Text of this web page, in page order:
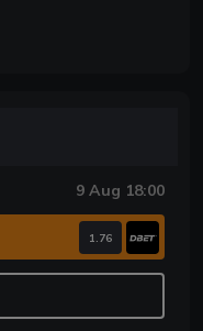
9 Aug 18:00
1.76